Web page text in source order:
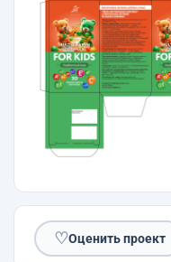
♡Оценить проект